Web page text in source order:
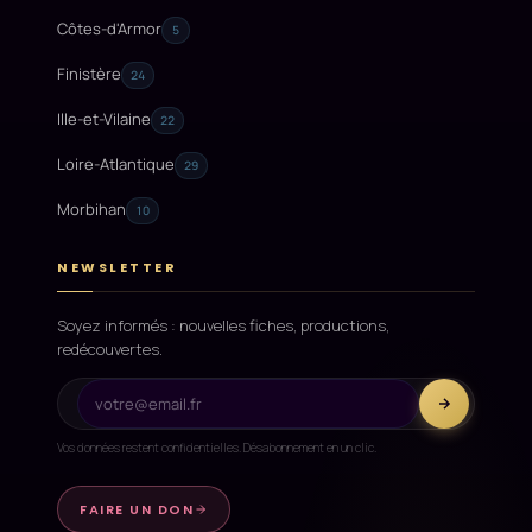
Côtes-d'Armor 5
Finistère 24
Ille-et-Vilaine 22
Loire-Atlantique 29
Morbihan 10
NEWSLETTER
Soyez informés : nouvelles fiches, productions,
redécouvertes.
Vos données restent confidentielles. Désabonnement en un clic.
FAIRE UN DON